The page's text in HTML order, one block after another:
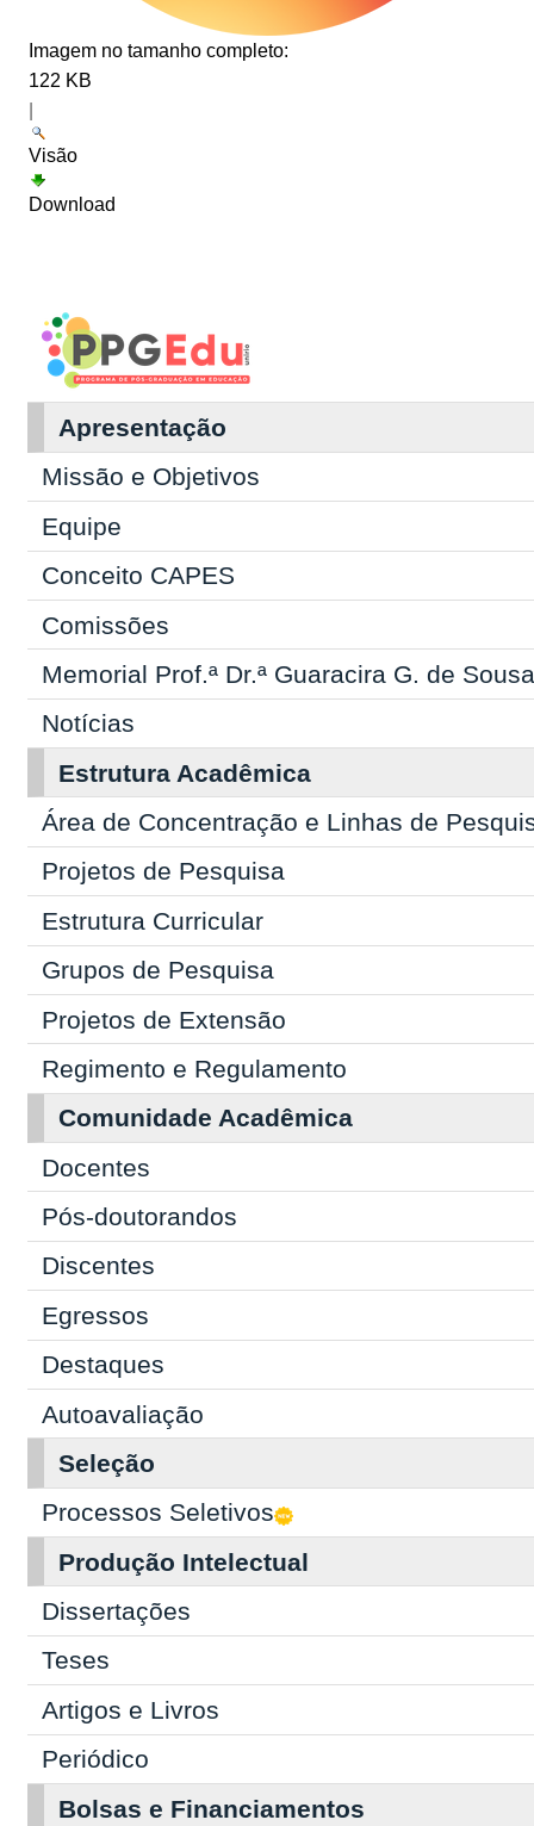
Imagem no tamanho completo:
122 KB
Visão
Download
Apresentação
Missão e Objetivos
Equipe
Conceito CAPES
Comissões
Memorial Prof.ª Dr.ª Guaracira G. de Sousa
Notícias
Estrutura Acadêmica
Área de Concentração e Linhas de
Projetos de Pesquisa
Estrutura Curricular
Grupos de Pesquisa
Projetos de Extensão
Regimento e Regulamento
Comunidade Acadêmica
Docentes
Pós-doutorandos
Discentes
Egressos
Destaques
Autoavaliação
Seleção
Processos Seletivos
Produção Intelectual
Dissertações
Teses
Artigos e Livros
Periódico
Bolsas e Financiamentos